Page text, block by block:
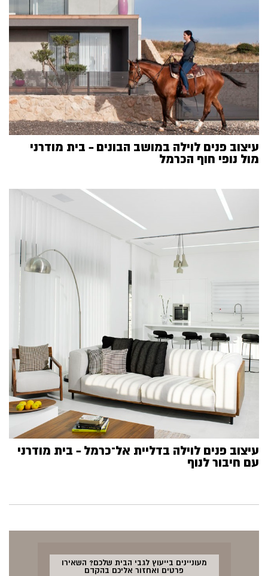
עיצוב פנים לוילה במושב הבונים – בית מודרני
מול נופי חוף הכרמל
עיצוב פנים לוילה בדליית אל־כרמל – בית מודרני
עם חיבור לנוף
מעוניינים בייעוץ לגבי הבית שלכם? השאירו
פרטים ואחזור אליכם בהקדם